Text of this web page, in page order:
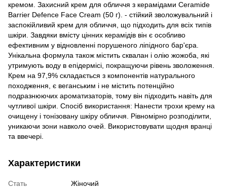
кремом. Захисний крем для обличчя з керамідами Ceramide
Barrier Defence Face Cream (50 г). - стійкий зволожувальний і
заспокійливий крем для обличчя, що підходить для всіх типів
шкіри. Завдяки вмісту цінних керамідів він є особливо
ефективним у відновленні порушеного ліпідного бар'єра.
Унікальна формула також містить сквалан і олію жожоба, які
утримують воду в епідермісі, покращуючи рівень зволоження.
Крем на 97,9% складається з компонентів натурального
походження, є веганським і не містить потенційно
подразнюючих ароматизаторів, тому він підходить навіть для
чутливої шкіри. Спосіб використання: Нанести трохи крему на
очищену і тонізовану шкіру обличчя. Рівномірно розподілити,
уникаючи зони навколо очей. Використовувати щодня вранці
та ввечері.
Характеристики
Стать Жіночий